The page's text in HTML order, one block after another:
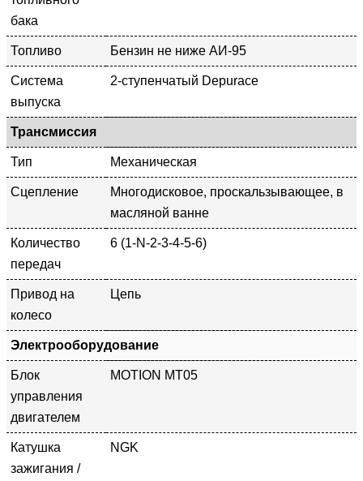
бака
Топливо Бензин не ниже АИ-95
Система
выпуска
2-ступенчатый Depurace
Трансмиссия
Тип Механическая
Сцепление
Многодисковое, проскальзывающее, в
масляной ванне
Количество
передач
6 (1-N-2-3-4-5-6)
Привод на
колесо
Цепь
Электрооборудование
Блок
управления
двигателем
MOTION MT05
Катушка
зажигания /
NGK